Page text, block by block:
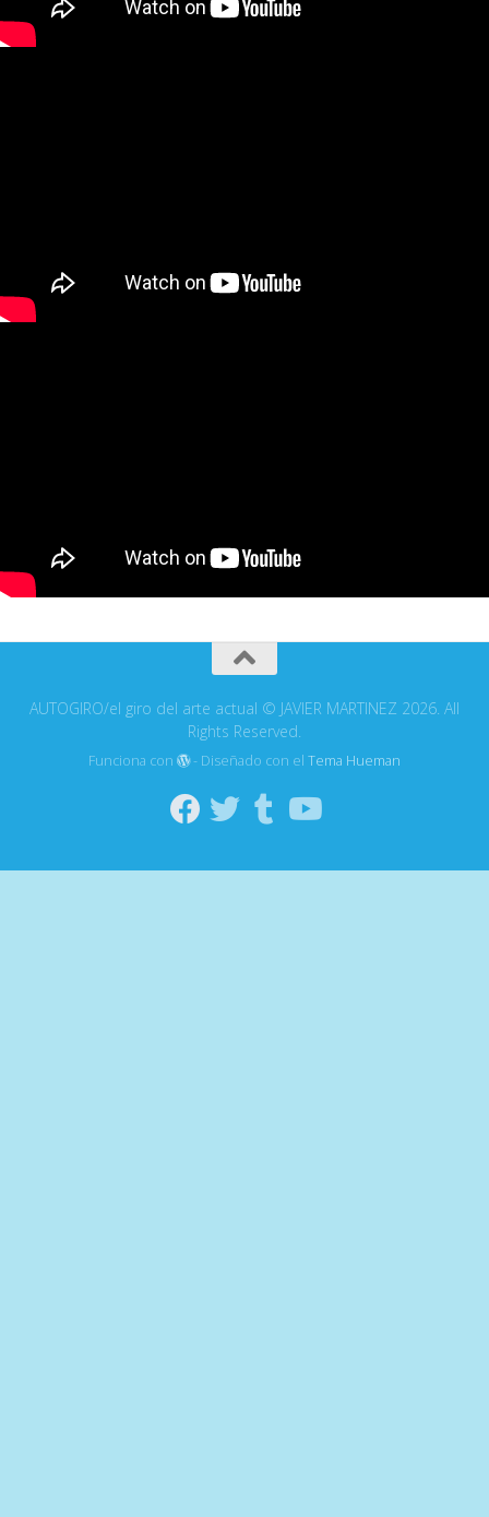
AUTOGIRO/el giro del arte actual © JAVIER MARTINEZ 2026. All
Rights Reserved.
Funciona con - Diseñado con elTema Hueman